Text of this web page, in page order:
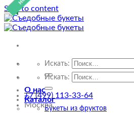
Skip to content
Искать:
О нас
Каталог
Букеты из фруктов
Искать:
+7 (499) 113-33-64
Москва